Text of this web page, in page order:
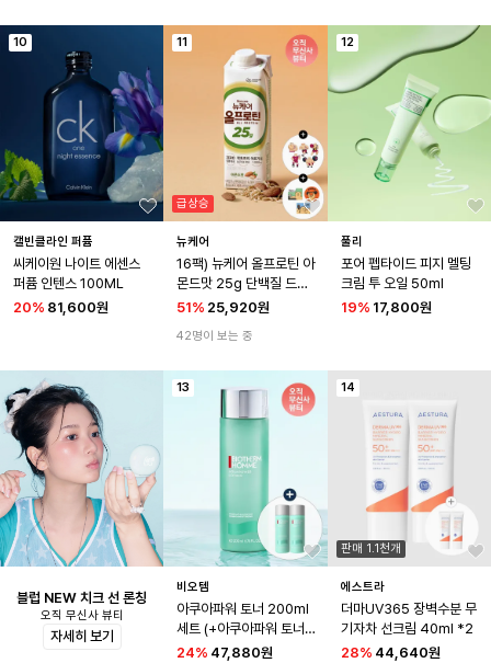
10
캘빈클라인 퍼퓸
씨케이원 나이트 에센스
퍼퓸 인텐스 100ML
20% 81,600원
11
급상승
뉴케어
16팩) 뉴케어 올프로틴 아
몬드맛 25g 단백질 드링
크 245ml
51% 25,920원
42명이 보는 중
12
풀리
포어 펩타이드 피지 멜팅
크림 투 오일 50ml
19% 17,800원
블럽 NEW 치크 선 론칭
오직 무신사 뷰티
자세히 보기
13
비오템
아쿠아파워 토너 200ml
세트 (+아쿠아파워 토너 6
0ml)
24% 47,880원
14
판매 1.1천개
에스트라
더마UV365 장벽수분 무
기자차 선크림 40ml *2
28% 44,640원